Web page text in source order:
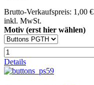
Brutto-Verkaufspreis: 1,00 €
inkl. MwSt.
Motiv (erst hier wählen)
Details